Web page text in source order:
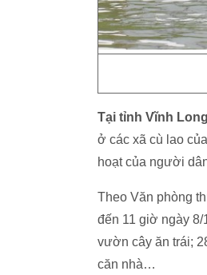
Tại tỉnh Vĩnh
ở các xã cù lao
hoạt của người
Theo Văn phòng
đến 11 giờ ngày 8/
vườn cây ăn trái;
căn nhà…